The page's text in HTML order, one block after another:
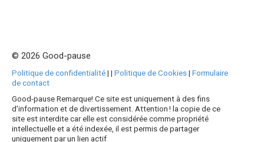
© 2026 Good-pause
Politique de confidentialité| | Politique de Cookies| Formulaire
de contact
Good-pause Remarque! Ce site est uniquement à des fins
d'information et de divertissement. Attention ! la copie de ce
site est interdite car elle est considérée comme propriété
intellectuelle et a été indexée, il est permis de partager
uniquement par un lien actif